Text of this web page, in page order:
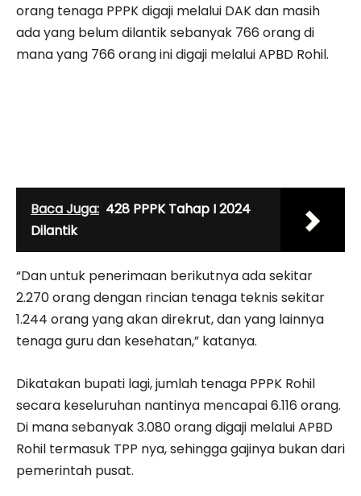
orang tenaga PPPK digaji melalui DAK dan masih
ada yang belum dilantik sebanyak 766 orang di
mana yang 766 orang ini digaji melalui APBD Rohil.
Baca Juga: 428 PPPK Tahap I 2024
Dilantik
“Dan untuk penerimaan berikutnya ada sekitar
2.270 orang dengan rincian tenaga teknis sekitar
1.244 orang yang akan direkrut, dan yang lainnya
tenaga guru dan kesehatan,” katanya.
Dikatakan bupati lagi, jumlah tenaga PPPK Rohil
secara keseluruhan nantinya mencapai 6.116 orang.
Di mana sebanyak 3.080 orang digaji melalui APBD
Rohil termasuk TPP nya, sehingga gajinya bukan dari
pemerintah pusat.